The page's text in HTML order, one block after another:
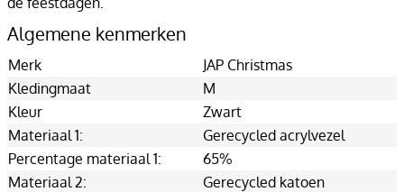
Algemene kenmerken
Merk
JAP Christmas
Kledingmaat
M
Kleur
Zwart
Materiaal 1:
Gerecycled acrylvezel
Percentage materiaal 1:
65%
Materiaal 2:
Gerecycled katoen